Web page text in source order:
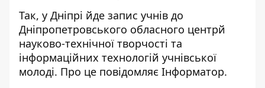
Так, у Дніпрі йде запис учнів до
Дніпропетровського обласного центрй
науково-технічної творчості та
інформаційних технологій учнівської
молоді. Про це повідомляє Інформатор.